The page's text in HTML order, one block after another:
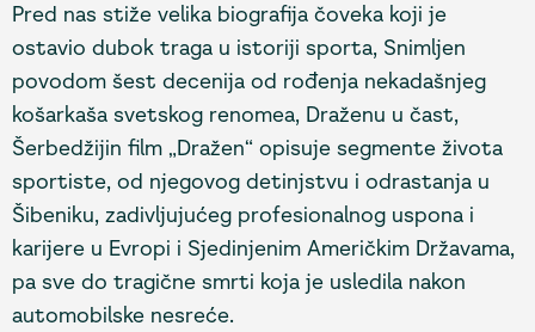
Pred nas stiže velika biografija čoveka koji je
ostavio dubok traga u istoriji sporta, Snimljen
povodom šest decenija od rođenja nekadašnjeg
košarkaša svetskog renomea, Draženu u čast,
Šerbedžijin film „Dražen“ opisuje segmente života
sportiste, od njegovog detinjstvu i odrastanja u
Šibeniku, zadivljujućeg profesionalnog uspona i
karijere u Evropi i Sjedinjenim Američkim Državama,
pa sve do tragične smrti koja je usledila nakon
automobilske nesreće.